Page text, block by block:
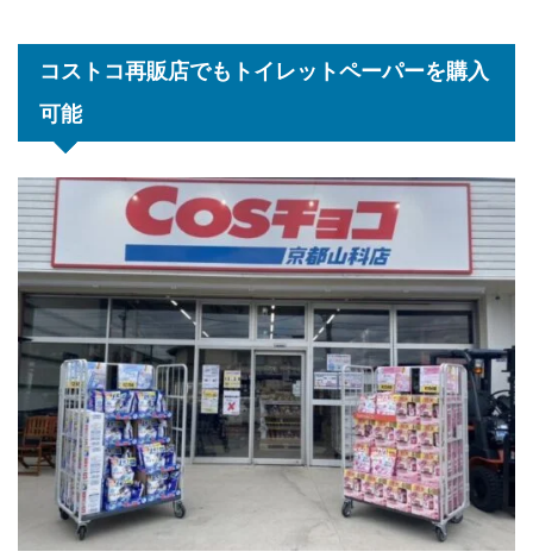
コストコ再販店でもトイレットペーパーを購入
可能